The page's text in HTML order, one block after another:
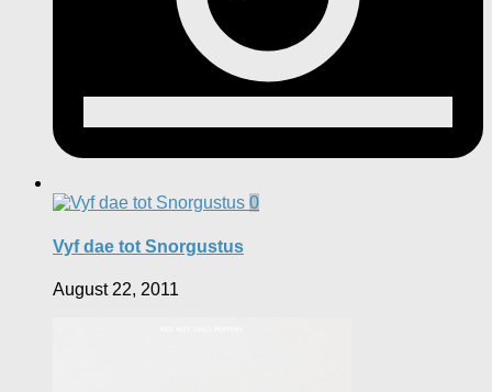
0
Vyf dae tot Snorgustus
August 22, 2011